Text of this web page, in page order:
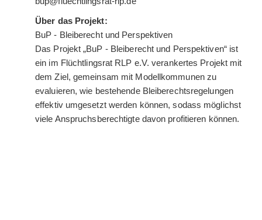
Über das Projekt:
BuP - Bleiberecht und Perspektiven
Das Projekt „BuP - Bleiberecht und Perspektiven“ ist
ein im Flüchtlingsrat RLP e.V. verankertes Projekt mit
dem Ziel, gemeinsam mit Modellkommunen zu
evaluieren, wie bestehende Bleiberechtsregelungen
effektiv umgesetzt werden können, sodass möglichst
viele Anspruchsberechtigte davon profitieren können.